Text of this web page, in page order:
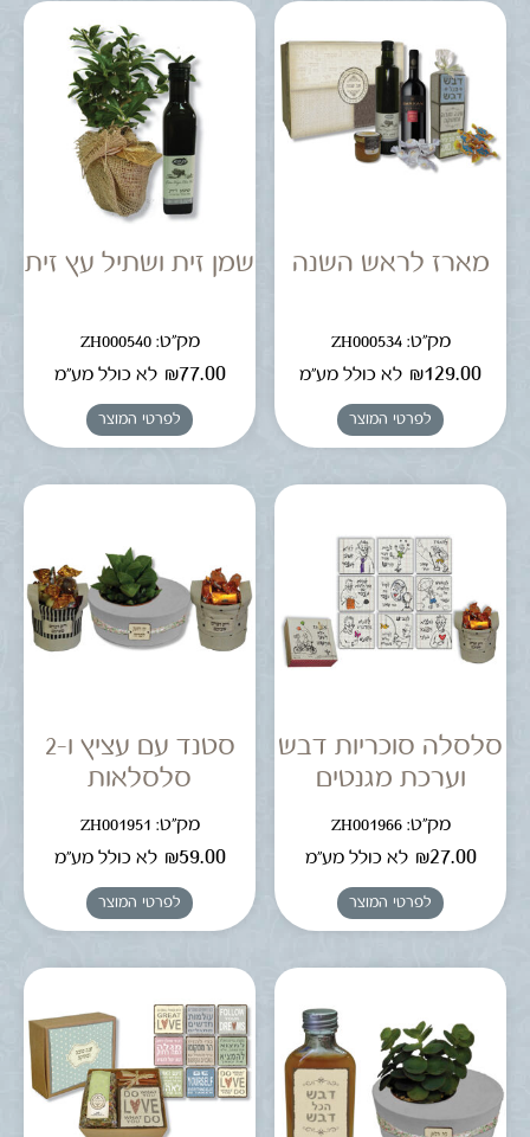
מארז לראש השנה
מק"ט: ZH000534
₪129.00 לא כולל מע"מ
לפרטי המוצר
שמן זית ושתיל עץ זית
מק"ט: ZH000540
₪77.00 לא כולל מע"מ
לפרטי המוצר
סלסלה סוכריות דבש
וערכת מגנטים
מק"ט: ZH001966
₪27.00 לא כולל מע"מ
לפרטי המוצר
סטנד עם עציץ ו-2
סלסלאות
מק"ט: ZH001951
₪59.00 לא כולל מע"מ
לפרטי המוצר